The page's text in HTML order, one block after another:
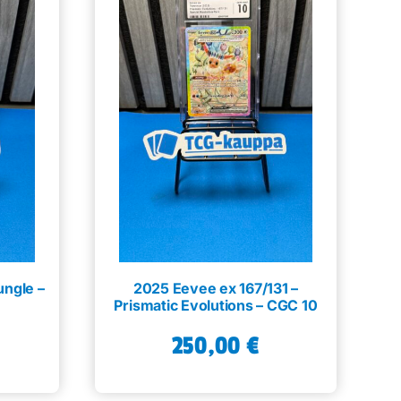
–
2025 Eevee ex 167/131 –
Prismatic Evolutions – CGC 10
250,00 €